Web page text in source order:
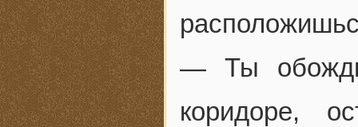
— Ты
коридоре,